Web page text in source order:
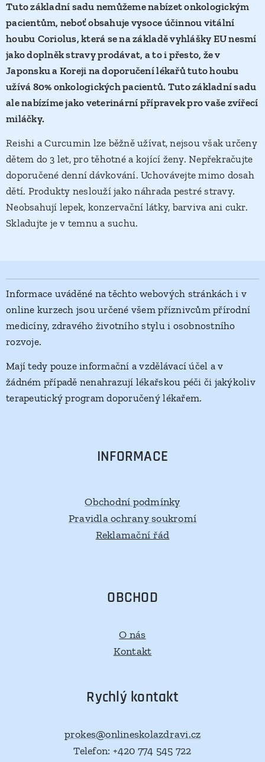
Tuto základní sadu nemůžeme nabízet onkologickým
pacientům, neboť obsahuje vysoce účinnou vitální
houbu Coriolus, která se na základě vyhlášky EU nesmí
jako doplněk stravy prodávat, a to i přesto, že v
Japonsku a Koreji na doporučení lékařů tuto houbu
užívá 80% onkologických pacientů. Tuto základní sadu
ale nabízíme jako veterinární přípravek pro vaše zvířecí
miláčky.
Reishi a Curcumin lze běžně užívat, nejsou však určeny
dětem do 3 let, pro těhotné a kojící ženy. Nepřekračujte
doporučené denní dávkování. Uchovávejte mimo dosah
dětí. Produkty neslouží jako náhrada pestré stravy.
Neobsahují lepek, konzervační látky, barviva ani cukr.
Skladujte je v temnu a suchu.
Informace uváděné na těchto webových stránkách i v
online kurzech jsou určené všem příznivcům přírodní
medicíny, zdravého životního stylu i osobnostního
rozvoje.
Mají tedy pouze informační a vzdělávací účel a v
žádném případě nenahrazují lékařskou péči či jakýkoliv
terapeutický program doporučený lékařem.
INFORMACE
Obchodní podmínky
Pravidla ochrany soukromí
Reklamační řád
OBCHOD
O nás
Kontakt
Rychlý kontakt
prokes@onlineskolazdravi.cz
Telefon: +420 774 545 722